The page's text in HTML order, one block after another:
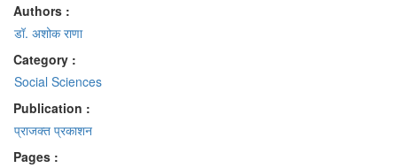
Authors :
डॉ. अशोक राणा
Category :
Social Sciences
Publication :
प्राजक्त प्रकाशन
Pages :